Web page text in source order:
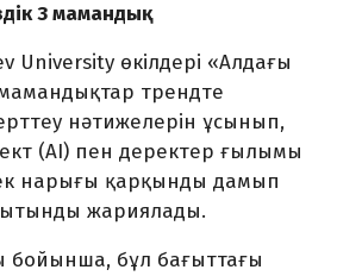
3 мамандық
University өкілдері «Алдағы
трендте
нәтижелерін ұсы­нып,
(AI) пен деректер ғылымы
нарығы қарқынды дамып
жариялады.
бұл бағыттағы